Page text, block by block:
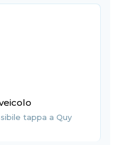
tappa a Quy